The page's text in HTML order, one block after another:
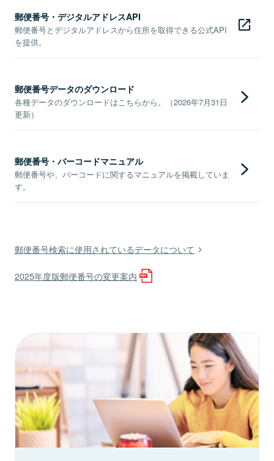
郵便番号・デジタルアドレスAPI
郵便番号とデジタルアドレスから住所を取得できる公式API
を提供。
郵便番号データのダウンロード
各種データのダウンロードはこちらから。（2026年7月31日
更新）
郵便番号・バーコードマニュアル
郵便番号や、バーコードに関するマニュアルを掲載していま
す。
郵便番号検索に使用されているデータについて
2025年度版郵便番号の変更案内